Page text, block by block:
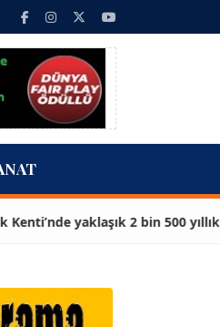
yaklaşık 2 bin 500 yıllık